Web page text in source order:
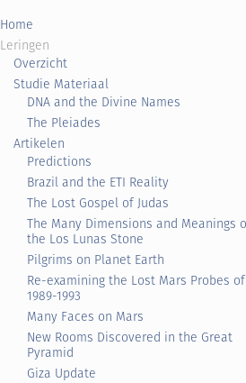
Home
Leringen
Overzicht
Studie Materiaal
DNA and the Divine Names
The Pleiades
Artikelen
Predictions
Brazil and the ETI Reality
The Lost Gospel of Judas
The Many Dimensions and Meanings
the Los Lunas Stone
Pilgrims on Planet Earth
Re-examining the Lost Mars Probes of
1989-1993
Many Faces on Mars
New Rooms Discovered in the Great
Pyramid
Giza Update